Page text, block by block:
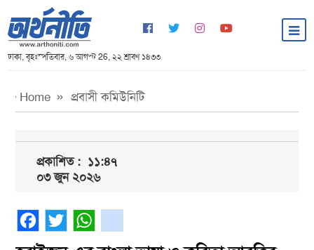
ঢাকা, বৃহঃস্পতিবার, ৬ আগস্ট 26, ২২ শ্রাবণ ১৪৩৩
Home প্রবাসী কমিউনিটি
প্রকাশিত :১১:৪৭
০৩ জুন ২০২৬